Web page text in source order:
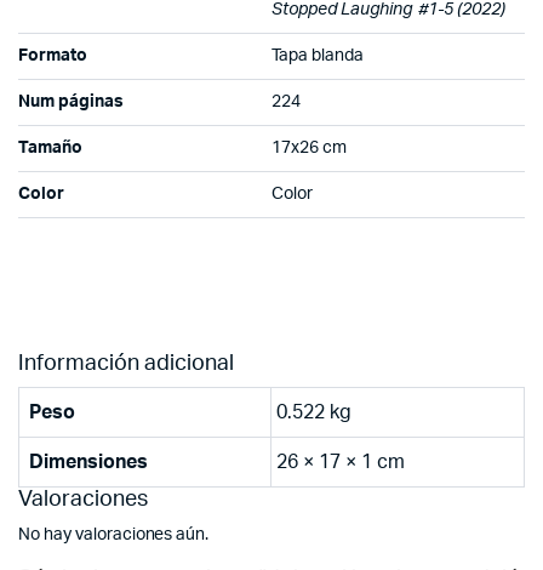
Stopped Laughing #1-5 (2022)
Formato Tapa blanda
Num páginas 224
Tamaño 17x26 cm
Color Color
Información adicional
Peso 0.522 kg
Dimensiones 26 × 17 × 1 cm
Valoraciones
No hay valoraciones aún.